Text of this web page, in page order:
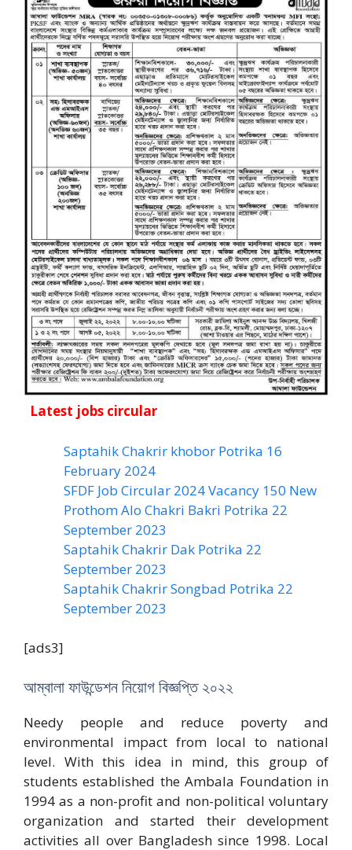
Latest jobs circular
Saptahik Chakrir khobor Potrika 16
February 2024
SFDF Job Circular 2024 Vacancy 150 New
Prothom Alo Chakri Bakri Potrika 22
September 2023
Saptahik Chakrir Dak Potrika 22
‍September 2023
Saptahik Chakrir Songbad Potrika 22
September 2023
[ads3]
আম্বালা ফাউন্ডেশন নিয়োগ বিজ্ঞপ্তি ২০২২
Needy people and reduce poverty and
environmental impact from local to national
level. With this idea in mind, this group of
students established the Ambala Foundation in
1994 as a non-profit and non-political voluntary
organization and started their development
activities all over Bangladesh since 1998. Local